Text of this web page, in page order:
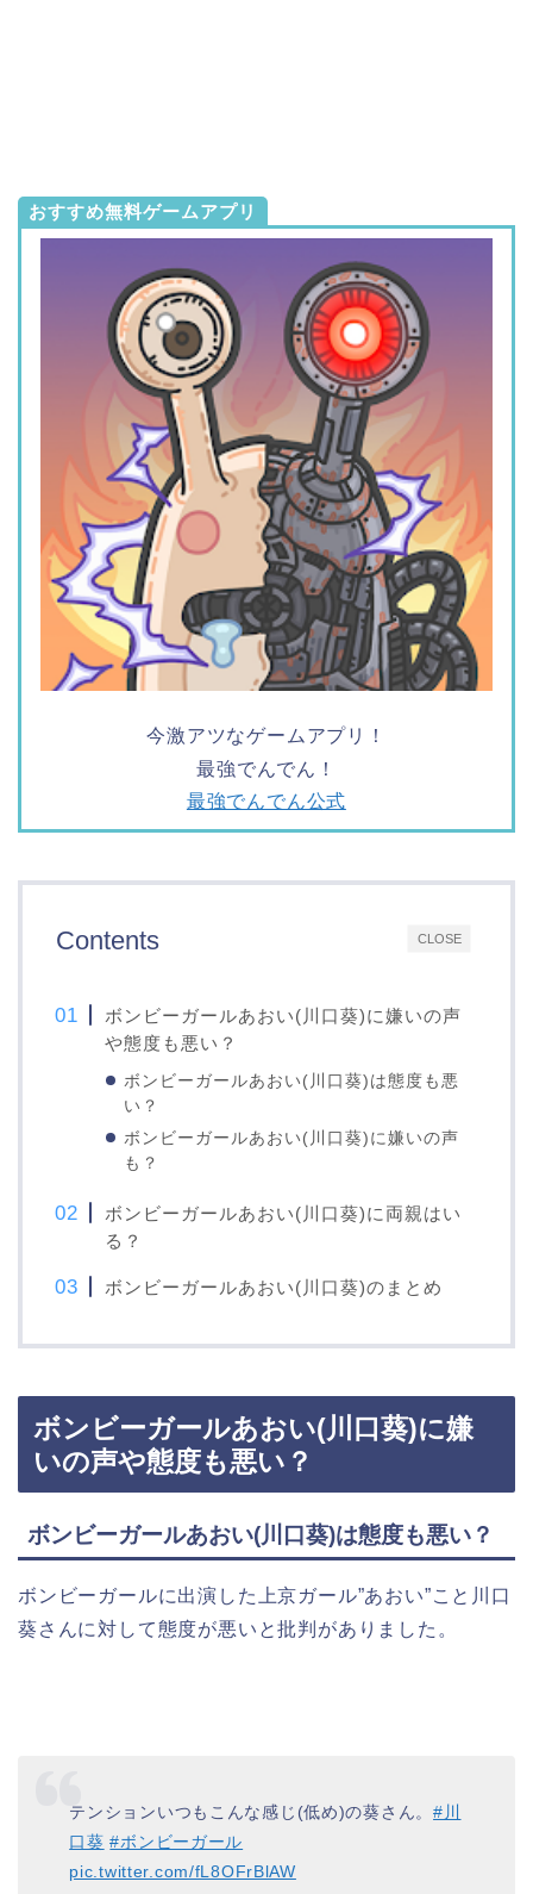
おすすめ無料ゲームアプリ
今激アツなゲームアプリ！
最強でんでん！
最強でんでん公式
CLOSE
Contents
ボンビーガールあおい(川口葵)に嫌いの声
や態度も悪い？
ボンビーガールあおい(川口葵)は態度も悪
い？
ボンビーガールあおい(川口葵)に嫌いの声
も？
ボンビーガールあおい(川口葵)に両親はい
る？
ボンビーガールあおい(川口葵)のまとめ
ボンビーガールあおい(川口葵)に嫌
いの声や態度も悪い？
ボンビーガールあおい(川口葵)は態度も悪い？
ボンビーガールに出演した上京ガール”あおい”こと川口
葵さんに対して態度が悪いと批判がありました。
テンションいつもこんな感じ(低め)の葵さん。#川
口葵 #ボンビーガール
pic.twitter.com/fL8OFrBlAW